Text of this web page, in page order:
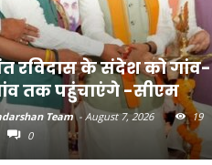
रविदास के संदेश को गांव-
तक पहुंचाएंगे -सीएम
Team - August 7, 2026
19
0